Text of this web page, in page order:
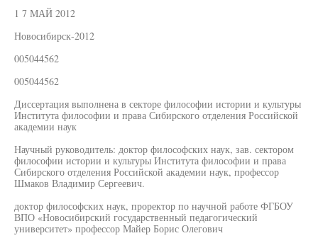
1 7 МАЙ 2012
Новосибирск-2012
005044562
005044562
Диссертация выполнена в секторе философии истории и культуры
Института философии и права Сибирского отделения Российской
академии наук
Научный руководитель: доктор философских наук, зав. сектором
философии истории и культуры Института философии и права
Сибирского отделения Российской академии наук, профессор
Шмаков Владимир Сергеевич.
доктор философских наук, проректор по научной работе ФГБОУ
ВПО «Новосибирский государственный педагогический
университет» профессор Майер Борис Олегович